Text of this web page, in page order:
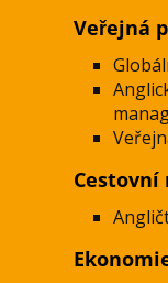
Veřejná
Cestovní